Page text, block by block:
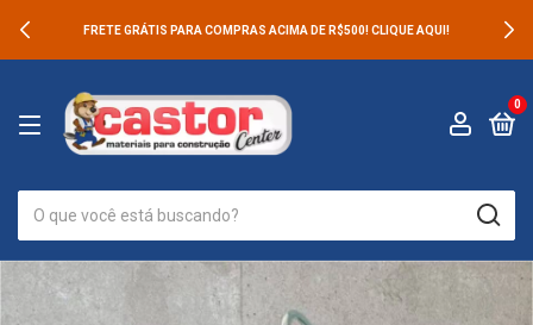
FRETE GRÁTIS PARA COMPRAS ACIMA DE R$500! CLIQUE AQUI!
0